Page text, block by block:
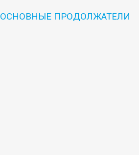
ОСНОВНЫЕ ПРОДОЛЖАТЕЛИ